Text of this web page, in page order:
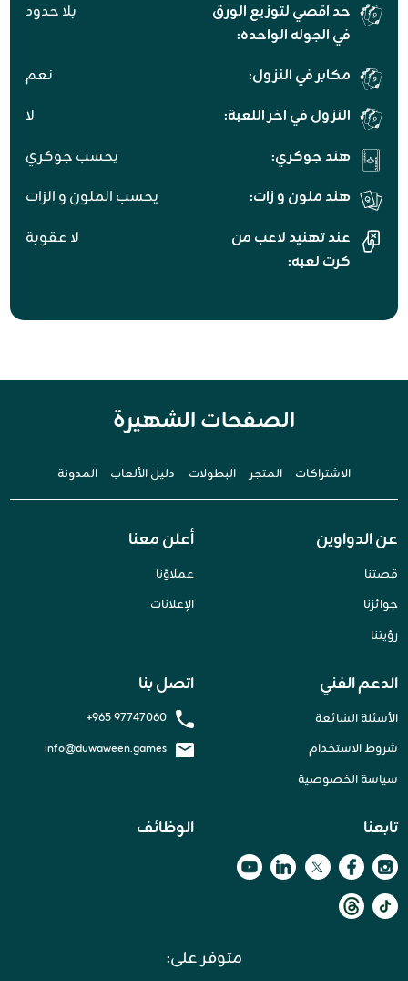
حد اقصي لتوزيع الورق
في الجوله الواحده:
بلا حدود
مكابر في النزول:
نعم
النزول في اخر اللعبة:
لا
هند جوكري:
يحسب جوكري
هند ملون و زات:
يحسب الملون و الزات
عند تهنيد لاعب من
كرت لعبه:
لا عقوبة
الصفحات الشهيرة
الاشتراكات المتجر البطولات دليل الألعاب المدونة
عن الدواوين
قصتنا
جوائزنا
رؤيتنا
أعلن معنا
عملاؤنا
الإعلانات
الدعم الفني
الأسئلة الشائعة
شروط الاستخدام
سياسة الخصوصية
اتصل بنا
+965 97747060
info@duwaween.games
تابعنا الوظائف
متوفر على: